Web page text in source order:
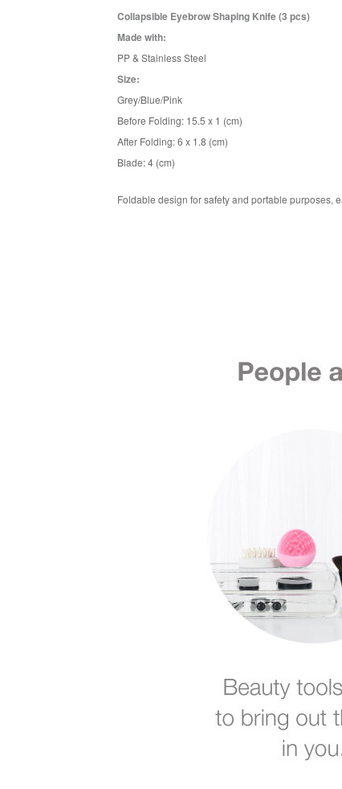
Collapsible Eyebrow Shaping Knife (3 pcs)
Made with:
PP & Stainless Steel
Size:
Grey/Blue/Pink
Before Folding: 15.5 x 1 (cm)
After Folding: 6 x 1.8 (cm)
Blade: 4 (cm)
Foldable design for safety and portable purposes,